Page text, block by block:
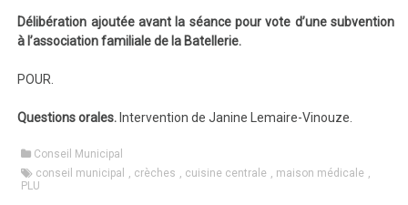
Délibération ajoutée avant la séance pour vote d’une subvention
à l’association familiale de la Batellerie.
POUR.
Questions orales. Intervention de Janine Lemaire-Vinouze.
Conseil Municipal
conseil municipal
, crèches , cuisine centrale , maison médicale ,
PLU